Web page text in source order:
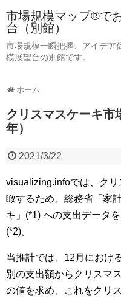
市場規模マップ®で
台（別館）
市場規模一瞬把握、アイデア
模展望台の別館です。
ホーム
クリスマスケーキ市
年）
2021/3/22
visualizing.infoでは、ク
瞰するため、総務省「家
キ」(*1) への支出データ
(*2)。
当推計では、12月におけ
別の支出額からクリスマ
の値を求め、これをクリ